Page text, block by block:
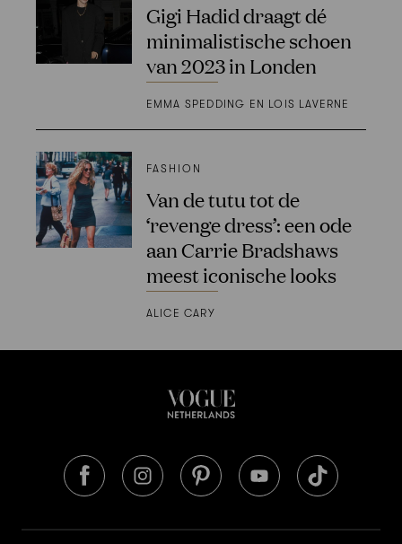
Gigi Hadid draagt dé
minimalistische schoen
van 2023 in Londen
EMMA SPEDDING EN LOIS LAVERNE
FASHION
Van de tutu tot de
‘revenge dress’: een ode
aan Carrie Bradshaws
meest iconische looks
ALICE CARY